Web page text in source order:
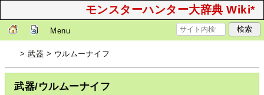
モンスターハンター大辞典 Wiki*
Menu
>武器 > ウルムーナイフ
武器/ウルムーナイフ